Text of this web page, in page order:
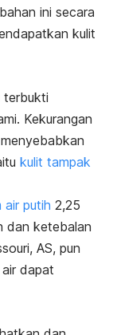
ini secara
kulit
terbukti
Kekurangan
kulit tampak
air putih 2,25
dan ketebalan
AS, pun
dapat